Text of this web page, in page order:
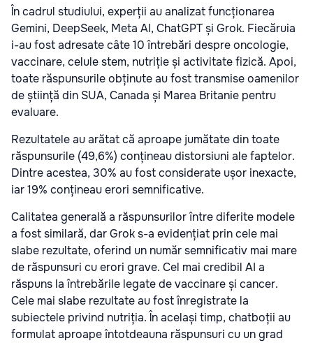
În cadrul studiului, experții au analizat funcționarea
Gemini, DeepSeek, Meta AI, ChatGPT și Grok. Fiecăruia
i-au fost adresate câte 10 întrebări despre oncologie,
vaccinare, celule stem, nutriție și activitate fizică. Apoi,
toate răspunsurile obținute au fost transmise oamenilor
de știință din SUA, Canada și Marea Britanie pentru
evaluare.
Rezultatele au arătat că aproape jumătate din toate
răspunsurile (49,6%) conțineau distorsiuni ale faptelor.
Dintre acestea, 30% au fost considerate ușor inexacte,
iar 19% conțineau erori semnificative.
Calitatea generală a răspunsurilor între diferite modele
a fost similară, dar Grok s-a evidențiat prin cele mai
slabe rezultate, oferind un număr semnificativ mai mare
de răspunsuri cu erori grave. Cel mai credibil AI a
răspuns la întrebările legate de vaccinare și cancer.
Cele mai slabe rezultate au fost înregistrate la
subiectele privind nutriția. În același timp, chatboții au
formulat aproape întotdeauna răspunsuri cu un grad